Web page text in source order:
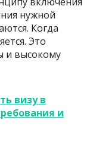
нужной
Когда
Это
и высокому
визу в
и